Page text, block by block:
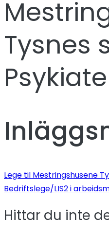
Tysnes
Lege til Mestringshusene
Bedriftslege/LIS2 i
Hittar du inte